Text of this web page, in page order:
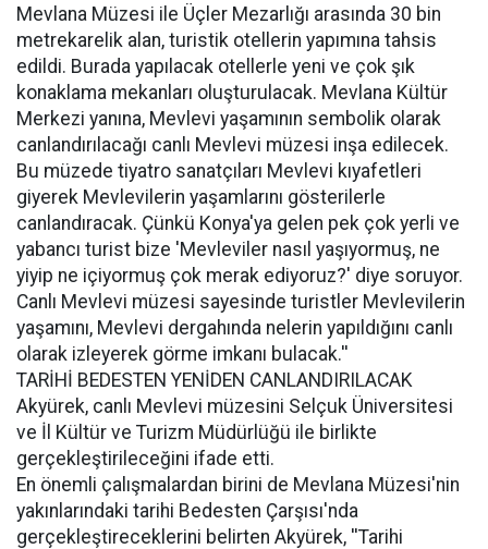
Mevlana Müzesi ile Üçler Mezarlığı arasında 30 bin
metrekarelik alan, turistik otellerin yapımına tahsis
edildi. Burada yapılacak otellerle yeni ve çok şık
konaklama mekanları oluşturulacak. Mevlana Kültür
Merkezi yanına, Mevlevi yaşamının sembolik olarak
canlandırılacağı canlı Mevlevi müzesi inşa edilecek.
Bu müzede tiyatro sanatçıları Mevlevi kıyafetleri
giyerek Mevlevilerin yaşamlarını gösterilerle
canlandıracak. Çünkü Konya'ya gelen pek çok yerli ve
yabancı turist bize 'Mevleviler nasıl yaşıyormuş, ne
yiyip ne içiyormuş çok merak ediyoruz?' diye soruyor.
Canlı Mevlevi müzesi sayesinde turistler Mevlevilerin
yaşamını, Mevlevi dergahında nelerin yapıldığını canlı
olarak izleyerek görme imkanı bulacak.''
TARİHİ BEDESTEN YENİDEN CANLANDIRILACAK
Akyürek, canlı Mevlevi müzesini Selçuk Üniversitesi
ve İl Kültür ve Turizm Müdürlüğü ile birlikte
gerçekleştirileceğini ifade etti.
En önemli çalışmalardan birini de Mevlana Müzesi'nin
yakınlarındaki tarihi Bedesten Çarşısı'nda
gerçekleştireceklerini belirten Akyürek, ''Tarihi